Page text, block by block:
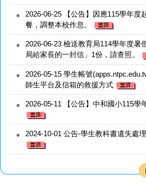
2026-06-25
【公告】因應115學年度
餐，調整本校作息。
2026-06-23 檢送教育局114學年度暑
局給家長的一封信」1份，請查照。
2026-05-15 學生帳號
師生平台及信箱的救援方式
2026-05-11 【公告】中和國小115學
2024-10-01 公告-學生教科書遺失處